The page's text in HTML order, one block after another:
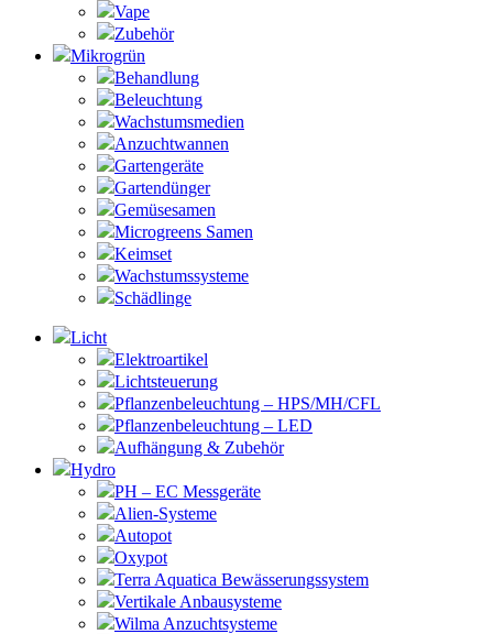
Vape
Zubehör
Mikrogrün
Behandlung
Beleuchtung
Wachstumsmedien
Anzuchtwannen
Gartengeräte
Gartendünger
Gemüsesamen
Microgreens Samen
Keimset
Wachstumssysteme
Schädlinge
Licht
Elektroartikel
Lichtsteuerung
Pflanzenbeleuchtung – HPS/MH/CFL
Pflanzenbeleuchtung – LED
Aufhängung & Zubehör
Hydro
PH – EC Messgeräte
Alien-Systeme
Autopot
Oxypot
Terra Aquatica Bewässerungssystem
Vertikale Anbausysteme
Wilma Anzuchtsysteme